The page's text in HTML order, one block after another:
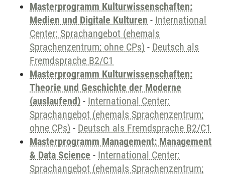
Masterprogramm Kulturwissenschaften:
Medien und Digitale Kulturen - International
Center: Sprachangebot (ehemals
Sprachenzentrum; ohne CPs) - Deutsch als
Fremdsprache B2/C1
Masterprogramm Kulturwissenschaften:
Theorie und Geschichte der Moderne
(auslaufend) - International Center:
Sprachangebot (ehemals Sprachenzentrum;
ohne CPs) - Deutsch als Fremdsprache B2/C1
Masterprogramm Management: Management
& Data Science - International Center:
Sprachangebot (ehemals Sprachenzentrum;